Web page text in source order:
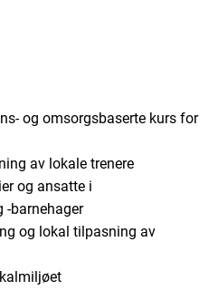
og omsorgsbaserte kurs for
av lokale trenere
og ansatte i
-barnehager
og lokal tilpasning av